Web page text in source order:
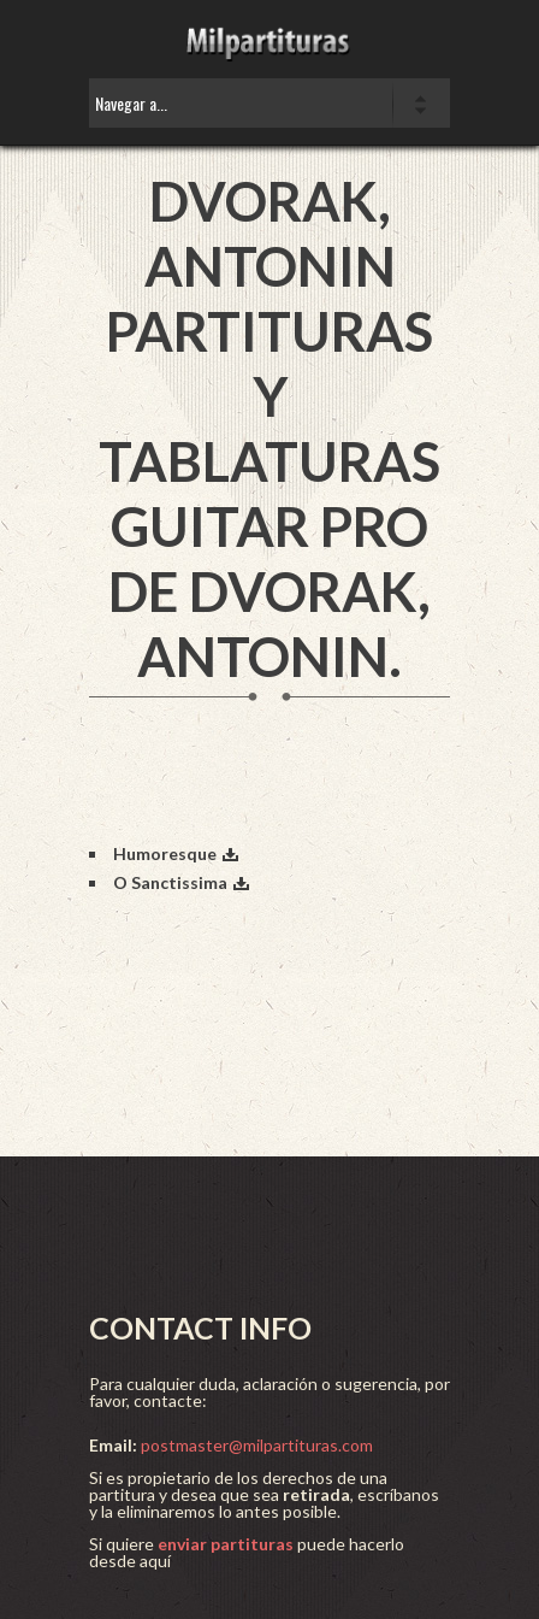
DVORAK,
ANTONIN
PARTITURAS
Y
TABLATURAS
GUITAR PRO
DE DVORAK,
ANTONIN.
Humoresque
O Sanctissima
CONTACT INFO
Para cualquier duda, aclaración o sugerencia, por
favor, contacte:
Email: postmaster@milpartituras.com
Si es propietario de los derechos de una
partitura y desea que sea retirada, escríbanos
y la eliminaremos lo antes posible.
Si quiere enviar partituras puede hacerlo
desde aquí